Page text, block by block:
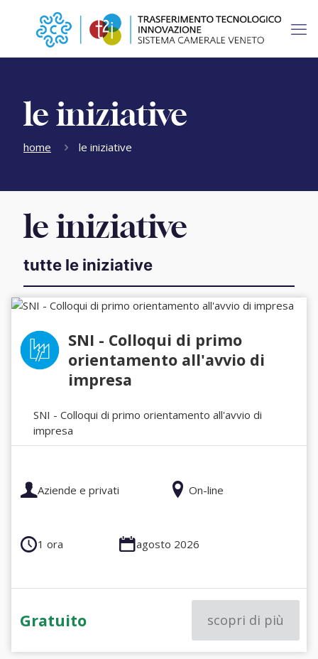
le iniziative
home le iniziative
le iniziative
tutte le iniziative
SNI - Colloqui di primo
orientamento all'avvio di
impresa
SNI - Colloqui di primo orientamento all'avvio di
impresa
Aziende e privati On-line
1 ora agosto 2026
Gratuito scopri di più